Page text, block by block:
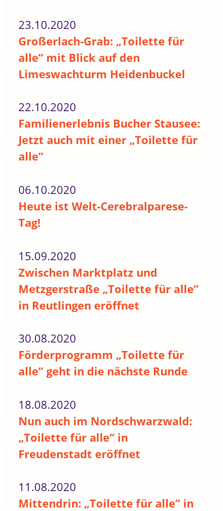
23.10.2020
Großerlach-Grab: „Toilette für
alle“ mit Blick auf den
Limeswachturm Heidenbuckel
22.10.2020
Familienerlebnis Bucher Stausee:
Jetzt auch mit einer „Toilette für
alle“
06.10.2020
Heute ist Welt-Cerebralparese-
Tag!
15.09.2020
Zwischen Marktplatz und
Metzgerstraße „Toilette für alle“
in Reutlingen eröffnet
30.08.2020
Förderprogramm „Toilette für
alle“ geht in die nächste Runde
18.08.2020
Nun auch im Nordschwarzwald:
„Toilette für alle“ in
Freudenstadt eröffnet
11.08.2020
Mittendrin: „Toilette für alle“ in